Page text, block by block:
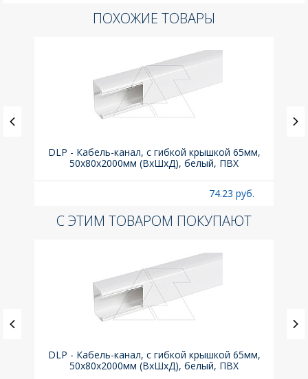
ПОХОЖИЕ ТОВАРЫ
DLP - Кабель-канал, с гибкой крышкой 65мм,
50x80х2000мм (ВхШхД), белый, ПВХ
74.23 руб.
С ЭТИМ ТОВАРОМ ПОКУПАЮТ
DLP - Кабель-канал, с гибкой крышкой 65мм,
50x80х2000мм (ВхШхД), белый, ПВХ